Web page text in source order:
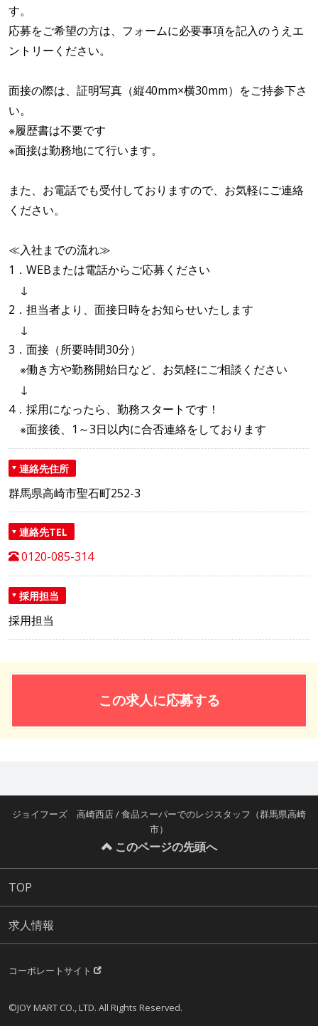
す。
応募をご希望の方は、フォームに必要事項を記入のうえエ
ントリーください。
面接の際は、証明写真（縦40mm×横30mm）をご持参下さ
い。
※履歴書は不要です
※面接は勤務地にて行います。
また、お電話でも受付しておりますので、お気軽にご連絡
ください。
≪入社までの流れ≫
1．WEBまたは電話からご応募ください
↓
2．担当者より、面接日時をお知らせいたします
↓
3．面接（所要時間30分）
※働き方や勤務開始日など、お気軽にご相談ください
↓
4．採用になったら、勤務スタートです！
※面接後、1～3日以内に合否連絡をしております
連絡先住所
群馬県高崎市聖石町252-3
連絡先TEL
0120-085-314
採用担当
採用担当
この求人に応募する
ジョイフーズ 高崎西店 / 食品スーパーでのレジスタッフ（群馬県高崎
市）
このページの先頭へ
TOP
求人情報
コーポレートサイト
©JOY MART CO., LTD. All Rights Reserved.